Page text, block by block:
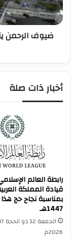
ي
ل
م
ج
1
ر
ح
م
و
ف
د
ع
ي
د
ع
ر
ف
ضيوف الرحمن
أخبار ذات صلة
رابطة العالم
قيادة المملكة
بمناسبة نجاح حج هذا
1447هـ
2026م